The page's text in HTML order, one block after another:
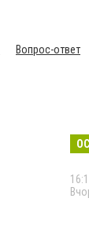
Вопрос-ответ